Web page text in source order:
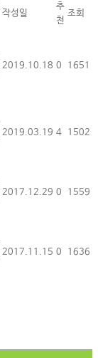
작성일
추
천
조회
2019.10.18 0 1651
2019.03.19 4 1502
2017.12.29 0 1559
2017.11.15 0 1636